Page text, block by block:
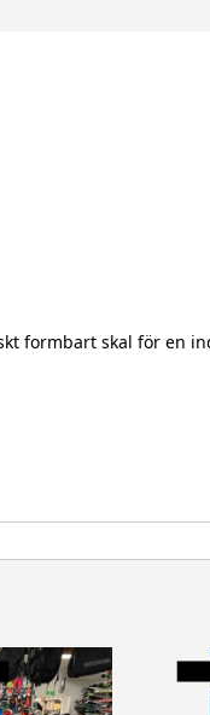
formbart skal för en